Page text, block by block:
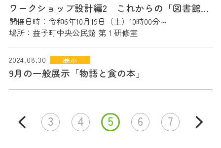
ワークショップ設計編2 これからの「図書館」の話をしよう
開催日時：令和6年10月19日（土）10時00分～
場所：益子町中央公民館 第１研修室
2024.08.30 展示
9月の一般展示「物語と食の本」
3 4 5 6 7